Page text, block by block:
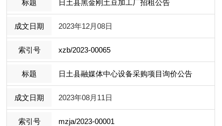
日土县黑金刚土豆加工厂招租公告
2023年12月08日
xzb/2023-00065
日土县融媒体中心设备采购项目询价公告
2023年08月11日
mzja/2023-00001